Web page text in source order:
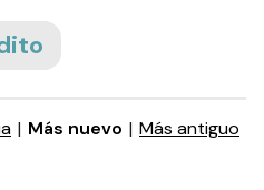
| Más nuevo | Más antiguo